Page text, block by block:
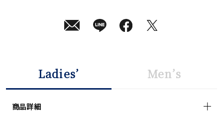
Ladies’ Men’s
商品詳細